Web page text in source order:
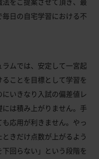
日の自宅学習における不
ムでは、安定して一宮起
ことを目標として学習を
いきなり入試の偏差値レ
は積み上がりません。手
応用が利きません。やっ
きだけ点数が上がるよう
回らない」という段階を